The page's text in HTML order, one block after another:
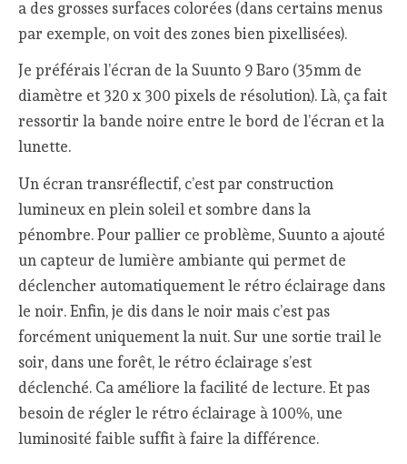
a des grosses surfaces colorées (dans certains menus
par exemple, on voit des zones bien pixellisées).
Je préférais l’écran de la Suunto 9 Baro (35mm de
diamètre et 320 x 300 pixels de résolution). Là, ça fait
ressortir la bande noire entre le bord de l’écran et la
lunette.
Un écran transréflectif, c’est par construction
lumineux en plein soleil et sombre dans la
pénombre. Pour pallier ce problème, Suunto a ajouté
un capteur de lumière ambiante qui permet de
déclencher automatiquement le rétro éclairage dans
le noir. Enfin, je dis dans le noir mais c’est pas
forcément uniquement la nuit. Sur une sortie trail le
soir, dans une forêt, le rétro éclairage s’est
déclenché. Ca améliore la facilité de lecture. Et pas
besoin de régler le rétro éclairage à 100%, une
luminosité faible suffit à faire la différence.